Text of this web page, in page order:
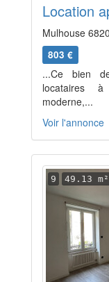
Location
Mulhouse
803 €
...Ce bien
locataires
moderne,...
Voir l'annonce
9 49.13 m²